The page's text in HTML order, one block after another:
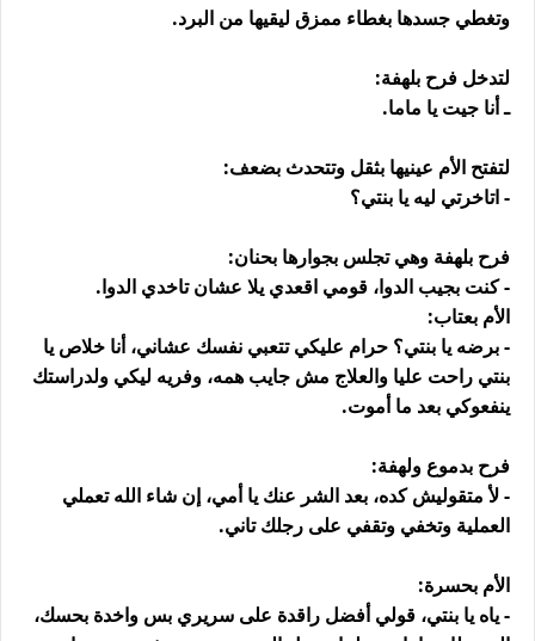
وتغطي جسدها بغطاء ممزق ليقيها من البرد.
لتدخل فرح بلهفة:
ـ أنا جيت يا ماما.
لتفتح الأم عينيها بثقل وتتحدث بضعف:
- اتاخرتي ليه يا بنتي؟
فرح بلهفة وهي تجلس بجوارها بحنان:
- كنت بجيب الدوا، قومي اقعدي يلا عشان تاخدي الدوا.
الأم بعتاب:
- برضه يا بنتي؟ حرام عليكي تتعبي نفسك عشاني، أنا خلاص يا
بنتي راحت عليا والعلاج مش جايب همه، وفريه ليكي ولدراستك
ينفعوكي بعد ما أموت.
فرح بدموع ولهفة:
- لأ متقوليش كده، بعد الشر عنك يا أمي، إن شاء الله تعملي
العملية وتخفي وتقفي على رجلك تاني.
الأم بحسرة:
- ياه يا بنتي، قولي أفضل راقدة على سريري بس واخدة بحسك،